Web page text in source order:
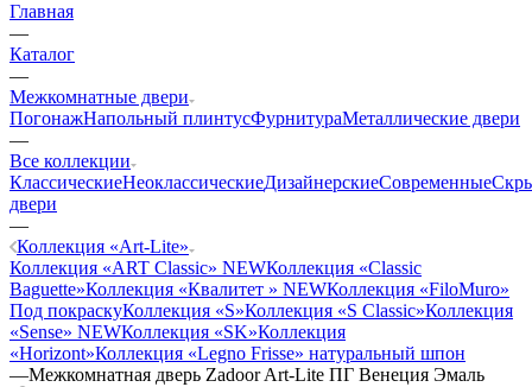
Главная
—
Каталог
—
Межкомнатные двери
ПогонажНапольный плинтусФурнитураМеталлические двери
—
Все коллекции
КлассическиеНеоклассическиеДизайнерскиеСовременные
двери
—
Коллекция «Art-Lite»
Коллекция «ART Classic» NEWКоллекция «Classic
Baguette»Коллекция «Квалитет » NEWКоллекция «FiloMuro»
Под покраскуКоллекция «S»Коллекция «S Classic»Коллекция
«Sense» NEWКоллекция «SK»Коллекция
«Horizont»Коллекция «Legno Frisse» натуральный шпон
—Межкомнатная дверь Zadoor Art-Lite ПГ Венеция Эмаль